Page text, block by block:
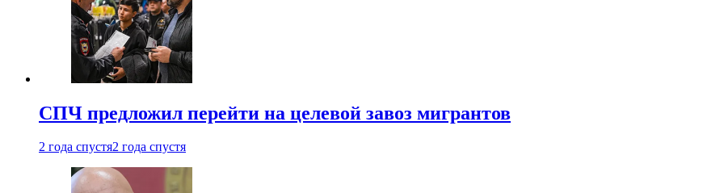
СПЧ предложил перейти на целевой завоз мигрантов
2 года спустя2 года спустя